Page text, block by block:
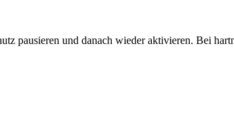
pausieren und danach wieder aktivieren. Bei